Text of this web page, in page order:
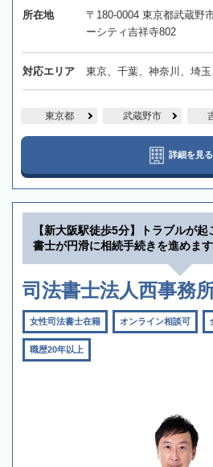
所在地
〒180-0004 東京都武蔵野
ーシティ吉祥寺802
対応エリア 東京、千葉、神奈川、埼
東京都 武蔵野市
詳細を見る
【新大阪駅徒歩5分】トラブルが
書士が円滑に相続手続きを進めます
司法書士法人西事務
女性司法書士在籍 オンライン相談可
職歴20年以上